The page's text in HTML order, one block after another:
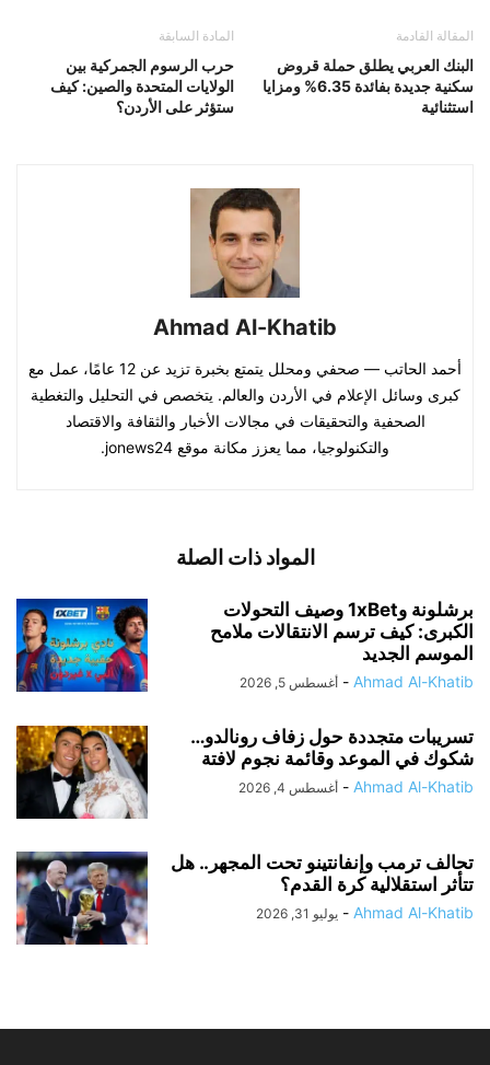
المادة السابقة
حرب الرسوم الجمركية بين
الولايات المتحدة والصين: كيف
ستؤثر على الأردن؟
المقالة القادمة
البنك العربي يطلق حملة قروض
سكنية جديدة بفائدة 6.35% ومزايا
استثنائية
Ahmad Al-Khatib
أحمد الحاتب — صحفي ومحلل يتمتع بخبرة تزيد عن 12 عامًا، عمل مع
كبرى وسائل الإعلام في الأردن والعالم. يتخصص في التحليل والتغطية
الصحفية والتحقيقات في مجالات الأخبار والثقافة والاقتصاد
والتكنولوجيا، مما يعزز مكانة موقع jonews24.
المواد ذات الصلة
برشلونة و1xBet وصيف التحولات
الكبرى: كيف ترسم الانتقالات ملامح
الموسم الجديد
Ahmad Al-Khatib
- أغسطس 5, 2026
تسريبات متجددة حول زفاف رونالدو…
شكوك في الموعد وقائمة نجوم لافتة
Ahmad Al-Khatib
- أغسطس 4, 2026
تحالف ترمب وإنفانتينو تحت المجهر.. هل
تتأثر استقلالية كرة القدم؟
Ahmad Al-Khatib
- يوليو 31, 2026